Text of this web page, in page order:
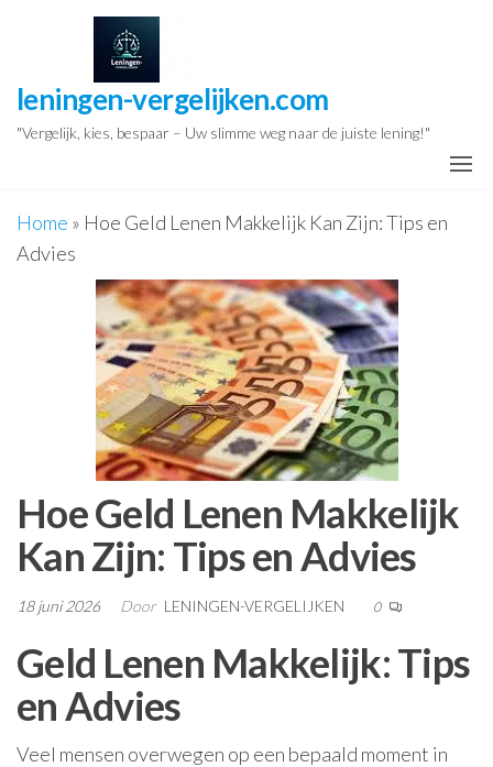
inhoud
leningen-vergelijken.com
"Vergelijk, kies, bespaar – Uw slimme weg naar de juiste lening!"
Home » Hoe Geld Lenen Makkelijk Kan Zijn: Tips en
Advies
Hoe Geld Lenen Makkelijk
Kan Zijn: Tips en Advies
18 juni 2026 Door LENINGEN-VERGELIJKEN 0
Geld Lenen Makkelijk: Tips
en Advies
Veel mensen overwegen op een bepaald moment in